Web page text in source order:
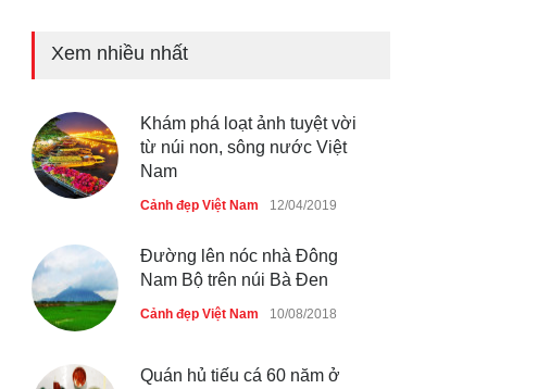
Những món ăn đồng quê dân
dã ở Sài Gòn
Cảnh đẹp Việt Nam
Xem nhiều nhất
Khám phá loạt ảnh tuyệt vời
từ núi non, sông nước Việt
Nam
Cảnh đẹp Việt Nam 12/04/2019
Đường lên nóc nhà Đông
Nam Bộ trên núi Bà Đen
Cảnh đẹp Việt Nam 10/08/2018
Quán hủ tiếu cá 60 năm ở